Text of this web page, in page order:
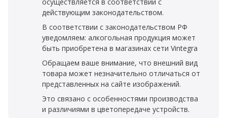
действующим законодательством.
В соответствии с законодательством РФ
уведомляем: алкогольная продукция может
быть приобретена в магазинах сети Vintegra
Обращаем ваше внимание, что внешний вид
товара может незначительно отличаться от
представленных на сайте изображений.
Это связано с особенностями производства
и различиями в цветопередаче устройств.